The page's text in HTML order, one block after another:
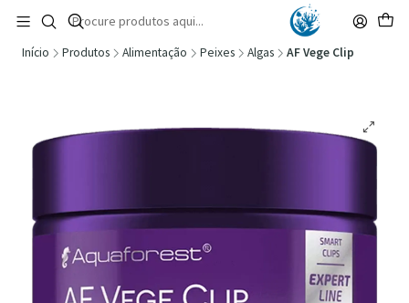
🚚 Portugal Continental: Portes Grátis desde 149,90€ (Envio extresso: 14,90€)
Ler mais
Início Produtos Alimentação Peixes Algas AF Vege Clip